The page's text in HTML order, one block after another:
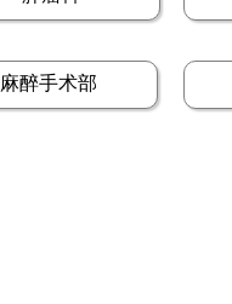
麻醉手术部